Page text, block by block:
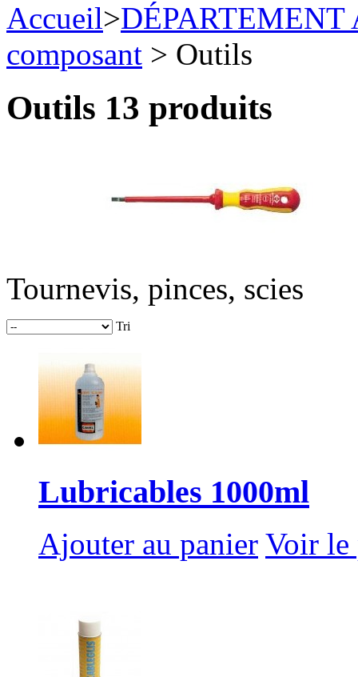
Accueil>DÉPARTEMENT
composant > Outils
Outils 13 produits
Tournevis, pinces, scies
Tri
Lubricables 1000ml
Ajouter au panier Voir le